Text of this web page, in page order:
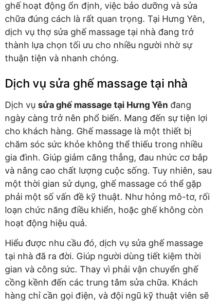
ghế hoạt động ổn định, việc bảo dưỡng và sửa
chữa đúng cách là rất quan trọng. Tại Hưng Yên,
dịch vụ thợ sửa ghế massage tại nhà đang trở
thành lựa chọn tối ưu cho nhiều người nhờ sự
thuận tiện và nhanh chóng.
Dịch vụ sửa ghế massage tại nhà
Dịch vụ sửa ghế massage tại Hưng Yên đang
ngày càng trở nên phổ biến. Mang đến sự tiện lợi
cho khách hàng. Ghế massage là một thiết bị
chăm sóc sức khỏe không thể thiếu trong nhiều
gia đình. Giúp giảm căng thẳng, đau nhức cơ bắp
và nâng cao chất lượng cuộc sống. Tuy nhiên, sau
một thời gian sử dụng, ghế massage có thể gặp
phải một số vấn đề kỹ thuật. Như hỏng mô-tơ, rối
loạn chức năng điều khiển, hoặc ghế không còn
hoạt động hiệu quả.
Hiểu được nhu cầu đó, dịch vụ sửa ghế massage
tại nhà đã ra đời. Giúp người dùng tiết kiệm thời
gian và công sức. Thay vì phải vận chuyển ghế
cồng kềnh đến các trung tâm sửa chữa. Khách
hàng chỉ cần gọi điện, và đội ngũ kỹ thuật viên sẽ